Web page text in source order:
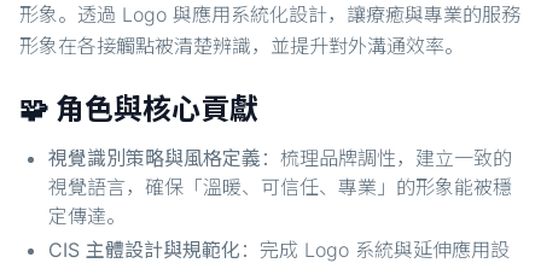
形象。透過 Logo 與應用系統化設計，讓療癒與專業的服務
形象在各接觸點被清楚辨識，並提升對外溝通效率。
🧩 角色與核心貢獻
視覺識別策略與風格定義 ：梳理品牌調性，建立一致的
視覺語言，確保「溫暖、可信任、專業」的形象能被穩
定傳達。
CIS 主體設計與規範化 ：完成 Logo 系統與延伸應用設